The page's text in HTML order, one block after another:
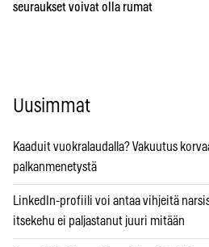
seuraukset voivat olla rumat
Uusimmat
Kaaduit vuokralaudalla? Vakuutus
palkanmenetystä
LinkedIn-profiili voi antaa vihjeitä
itsekehu ei paljastanut juuri mitään